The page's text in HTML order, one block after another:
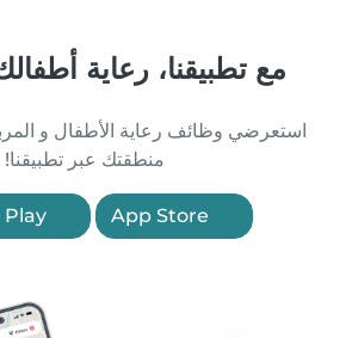
مع تطبيقنا، رعاية
استعرضي وظائف رعاية الأطفال و
منطقتك عبر تطبيقنا!